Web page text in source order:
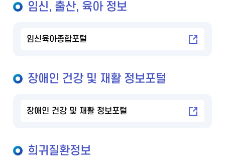
임신, 출산, 육아 정보
임신육아종합포털
장애인 건강 및 재활 정보포털
장애인 건강 및 재활 정보포털
희귀질환정보